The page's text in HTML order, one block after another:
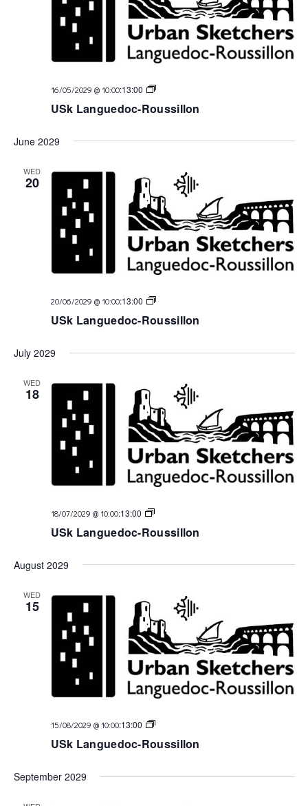
16/05/2029 @ 10:00:13:00
USk
USk Languedoc-Roussillon
June 2029
WED
20
20/06/2029 @ 10:00:13:00
USk
USk Languedoc-Roussillon
July 2029
WED
18
18/07/2029 @ 10:00:13:00
USk
USk Languedoc-Roussillon
August 2029
WED
15
15/08/2029 @ 10:00:13:00
USk
USk Languedoc-Roussillon
September 2029